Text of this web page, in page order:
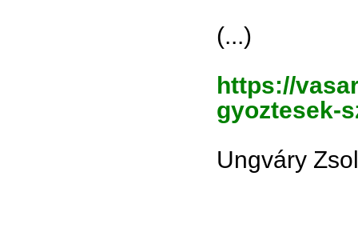
(...)
https://
gyoztesek-
Ungváry